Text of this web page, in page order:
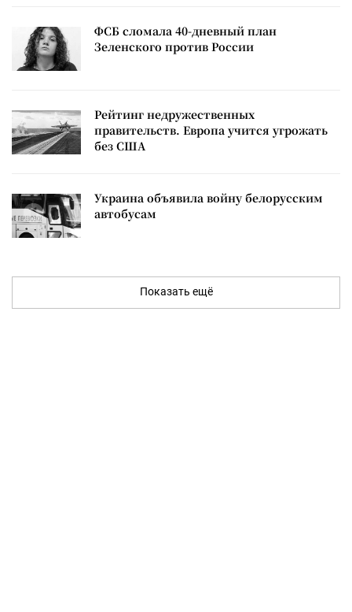
ФСБ сломала 40-дневный план
Зеленского против России
Рейтинг недружественных
правительств. Европа учится угрожать
без США
Украина объявила войну белорусским
автобусам
Показать ещё